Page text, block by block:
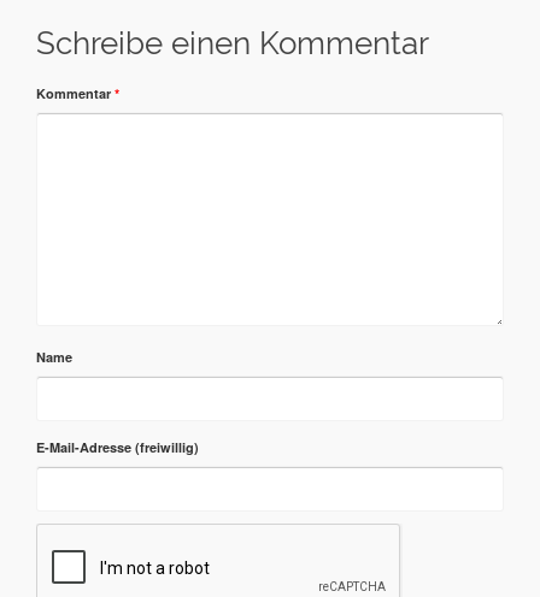
Schreibe einen Kommentar
Kommentar *
Name
E-Mail-Adresse